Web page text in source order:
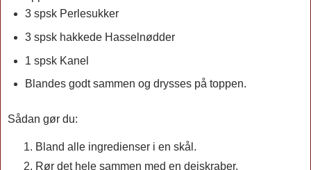
3 spsk Perlesukker
3 spsk hakkede Hasselnødder
1 spsk Kanel
Blandes godt sammen og drysses på toppen.
Sådan gør du:
Bland alle ingredienser i en skål.
Rør det hele sammen med en dejskraber.